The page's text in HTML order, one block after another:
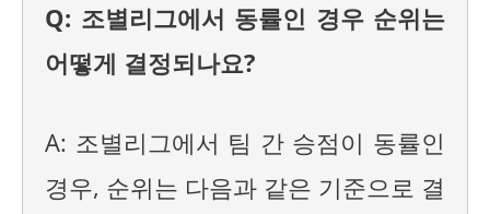
Q: 조별리그에서 동률인 경우 순위는
어떻게 결정되나요?
A: 조별리그에서 팀 간 승점이 동률인
경우, 순위는 다음과 같은 기준으로 결